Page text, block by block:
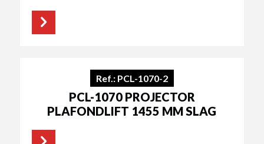
Ref.: PCL-1070-2
PCL-1070 PROJECTOR
PLAFONDLIFT 1455 MM SLAG